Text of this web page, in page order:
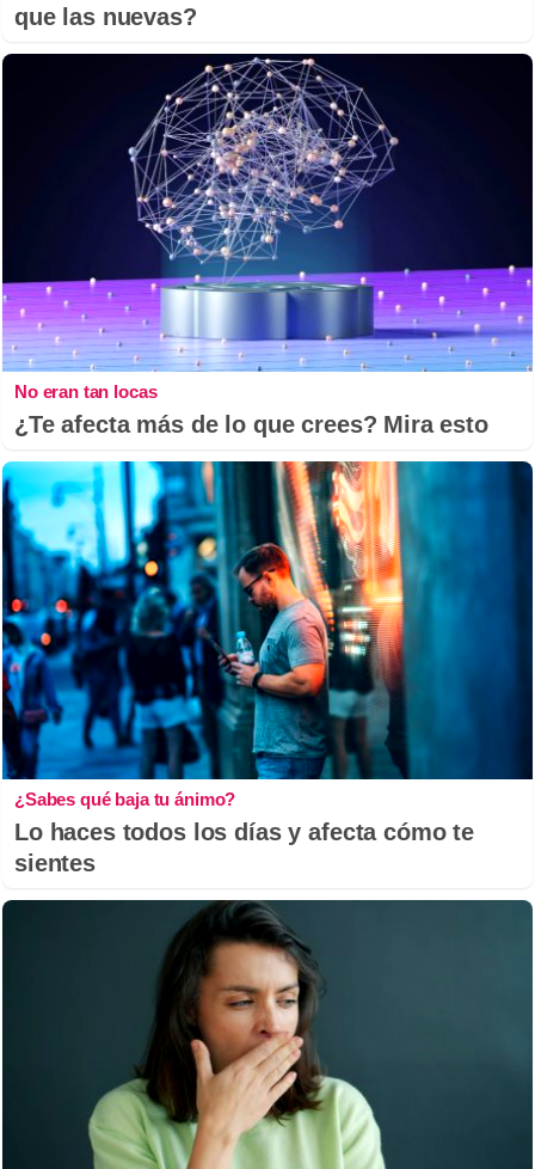
que las nuevas?
No eran tan locas
¿Te afecta más de lo que crees? Mira esto
¿Sabes qué baja tu ánimo?
Lo haces todos los días y afecta cómo te
sientes